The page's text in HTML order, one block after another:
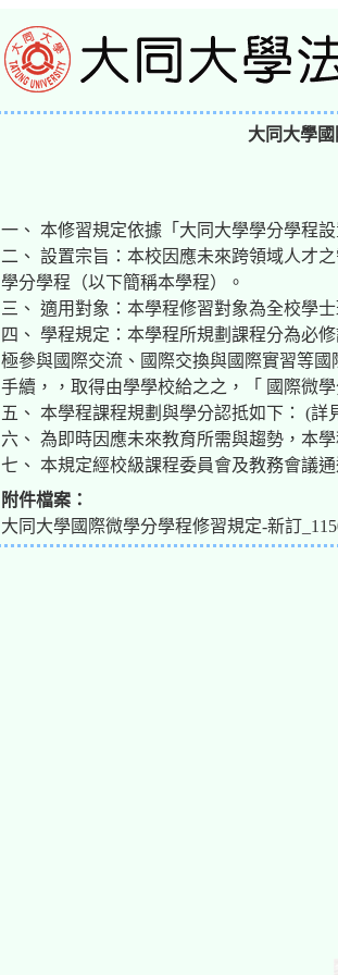
大同大學
一、 本修習規定依據「大同大學學分學程
二、 設置宗旨：本校因應未來跨領域人才
學分學程（以下簡稱本學程）。
三、 適用對象：本學程修習對象為全校學士
四、 學程規定：本學程所規劃課程分為必
極參與國際交流、國際交換與國際實習等
手續，，取得由學學校給之之，「 國際微學
五、 本學程課程規劃與學分認抵如下： (詳
六、 為即時因應未來教育所需與趨勢，本
七、 本規定經校級課程委員會及教務會議
附件檔案：
大同大學國際微學分學程修習規定-新訂